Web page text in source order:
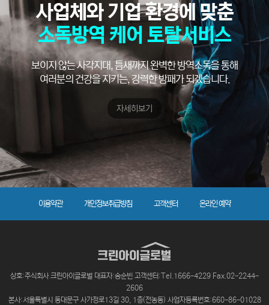
사업체와 기업 환경에 맞춘
소독방역 케어 토탈서비스
보이지 않는 사각지대, 틈새까지 완벽한 방역소독을 통해
여러분의 건강을 지키는, 강력한 방패가 되겠습니다.
자세히보기
이용약관 개인정보취급방침 고객센터 온라인 예약
상호:주식회사 크린아이글로벌 대표자:송순빈 고객센터:Tel.1666-4229 Fax.02-2244-
2606
본사:서울특별시 동대문구 사가정로13길 30, 1층(전농동) 사업자등록번호:660-86-01028